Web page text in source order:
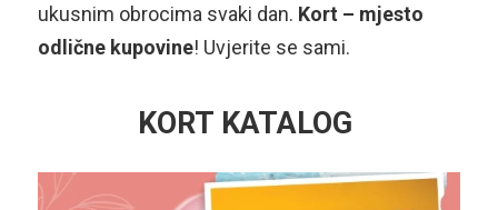
ukusnim obrocima svaki dan. Kort – mjesto
odlične kupovine! Uvjerite se sami.
KORT KATALOG